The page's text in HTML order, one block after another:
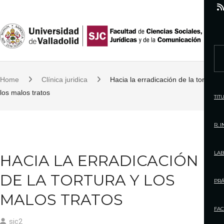
i
t
o
c
n
t
Home Clínica juridica
Hacia la erradicación de la tortura y
los malos tratos
HACIA LA ERRADICACIÓN
DE LA TORTURA Y LOS
MALOS TRATOS
sjc2
r
h
o
:
R.